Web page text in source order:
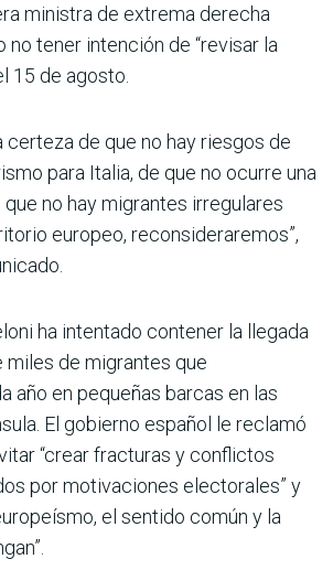
ministra de extrema derecha
no tener intención de “revisar la
15 de agosto.
certeza de que no hay riesgos de
para Italia, de que no ocurre una
no hay migrantes irregulares
europeo, reconsideraremos”,
ha intentado contener la llegada
miles de migrantes que
año en pequeñas barcas en las
El gobierno español le reclamó
“crear fracturas y conflictos
por motivaciones electorales” y
el sentido común y la